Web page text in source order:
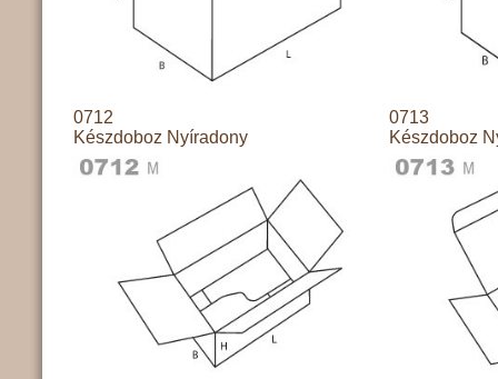
0712
Készdoboz Nyíradony
0713
Készdoboz